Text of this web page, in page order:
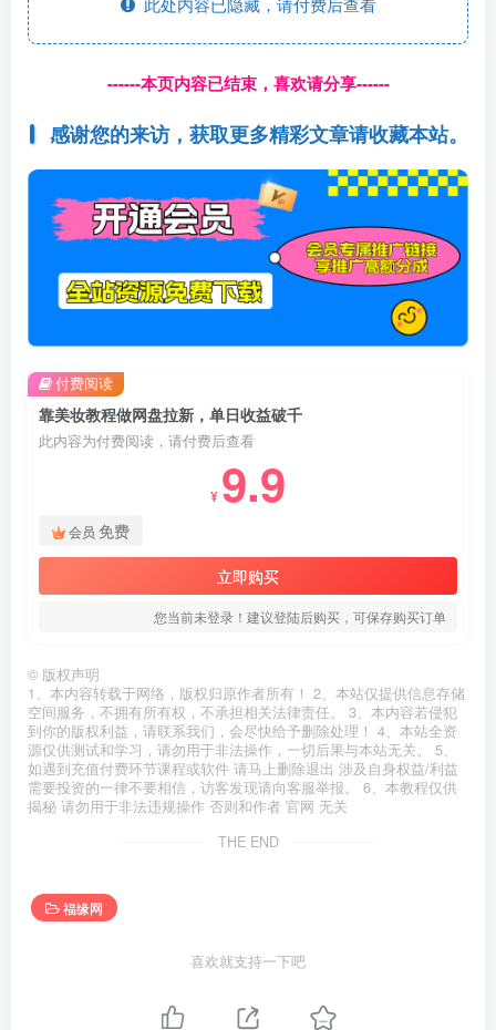
------本页内容已结束，喜欢请分享------
感谢您的来访，获取更多精彩文章请收藏本站。
靠美妆教程做网盘拉新，单日收益破千
此内容为付费阅读，请付费后查看
¥ 9.9
会员 免费
立即购买
您当前未登录！建议登陆后购买，可保存购买订单
付费阅读
© 版权声明
1、本内容转载于网络，版权归原作者所有！ 2、本站仅提供信息存储
空间服务，不拥有所有权，不承担相关法律责任。 3、本内容若侵犯
到你的版权利益，请联系我们，会尽快给予删除处理！ 4、本站全资
源仅供测试和学习，请勿用于非法操作，一切后果与本站无关。 5、
如遇到充值付费环节课程或软件 请马上删除退出 涉及自身权益/利益
需要投资的一律不要相信，访客发现请向客服举报。 6、本教程仅供
揭秘 请勿用于非法违规操作 否则和作者 官网 无关
THE END
福缘网
喜欢就支持一下吧